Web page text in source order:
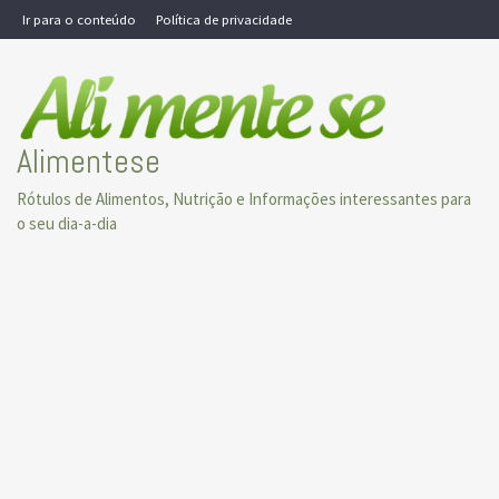
Skip
to
Ir para o conteúdo Política de privacidade
Alimentese
Rótulos de Alimentos, Nutrição e Informações interessantes para
o seu dia-a-dia